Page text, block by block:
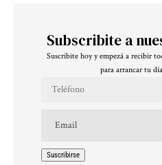
Subscribite a
Suscribite hoy y empezá a recibir
para arrancar tu